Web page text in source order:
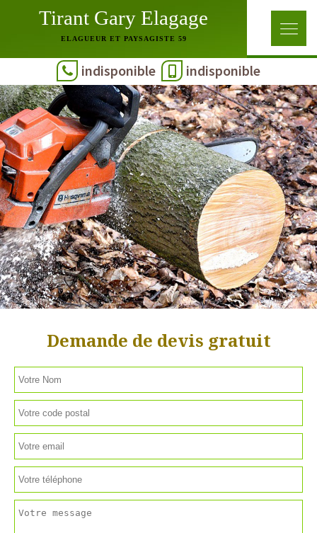
Tirant Gary Elagage
ELAGUEUR ET PAYSAGISTE 59
indisponible indisponible
Demande de devis gratuit